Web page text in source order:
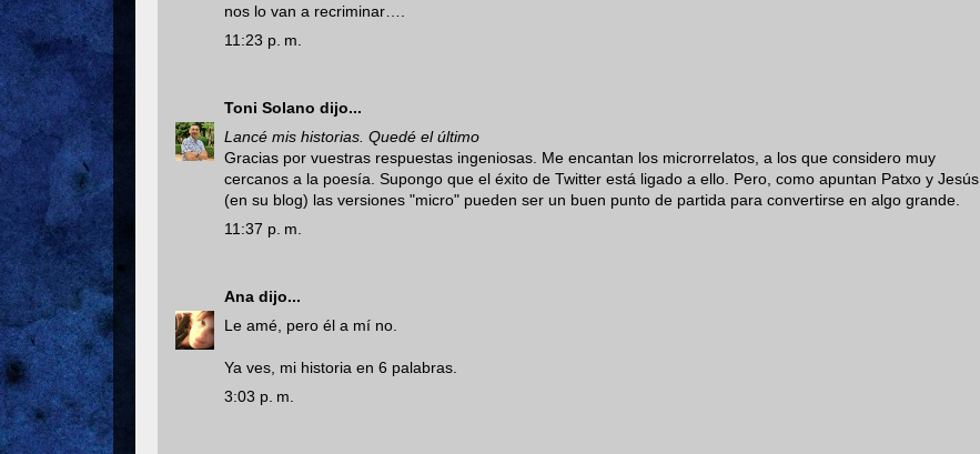
nos lo van a recriminar….
11:23 p. m.
Toni Solano dijo...
Lancé mis historias. Quedé el último
Gracias por vuestras respuestas ingeniosas. Me encantan los microrrelatos, a los que considero muy
cercanos a la poesía. Supongo que el éxito de Twitter está ligado a ello. Pero, como apuntan Patxo y Jesús
(en su blog) las versiones "micro" pueden ser un buen punto de partida para convertirse en algo grande.
11:37 p. m.
Ana dijo...
Le amé, pero él a mí no.
Ya ves, mi historia en 6 palabras.
3:03 p. m.